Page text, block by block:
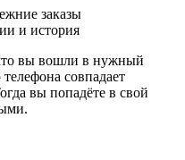
заказы
и история
вы вошли в нужный
совпадает
вы попадёте в свой